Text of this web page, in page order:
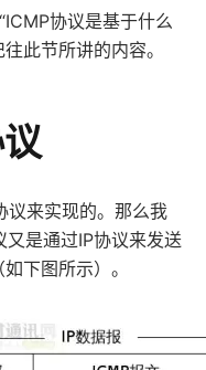
协议是基于什么
此节所讲的内容。
议来实现的。那么我
是通过IP协议来发送
下图所示）。